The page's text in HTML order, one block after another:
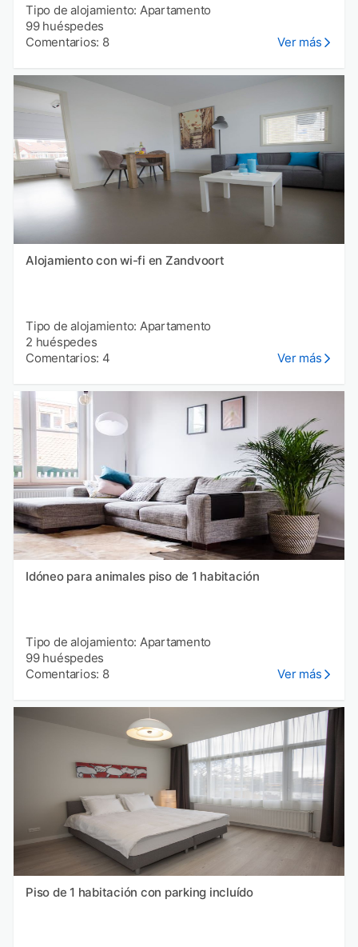
Tipo de alojamiento: Apartamento
99 huéspedes
Comentarios: 8
Ver más
Alojamiento con wi-fi en Zandvoort
Tipo de alojamiento: Apartamento
2 huéspedes
Comentarios: 4
Ver más
Idóneo para animales piso de 1 habitación
Tipo de alojamiento: Apartamento
99 huéspedes
Comentarios: 8
Ver más
Piso de 1 habitación con parking incluído